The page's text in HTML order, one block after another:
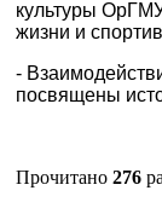
культуры
жизни и
-
посвящены
Прочитано 276